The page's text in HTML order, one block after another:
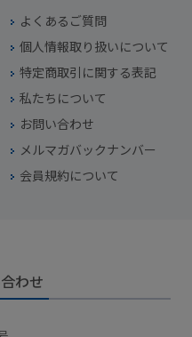
よくあるご質問
個人情報取り扱いについて
特定商取引に関する表記
私たちについて
お問い合わせ
メルマガバックナンバー
会員規約について
わせ